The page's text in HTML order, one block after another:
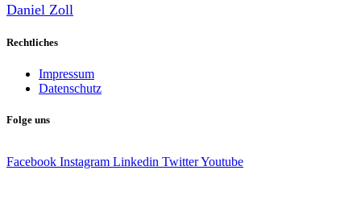
Daniel Zoll
Rechtliches
Impressum
Datenschutz
Folge uns
Facebook Instagram Linkedin TwitterYoutube